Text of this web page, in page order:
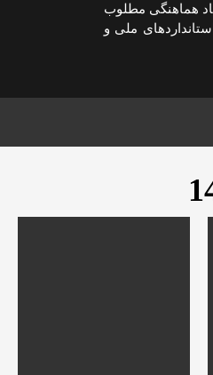
هماهنگی مطلوب
ملی و